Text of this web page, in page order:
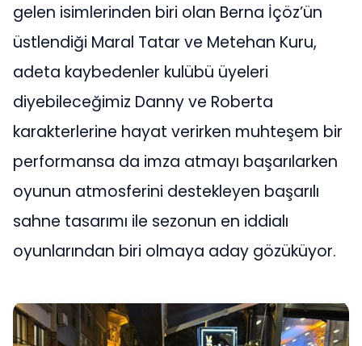
gelen isimlerinden biri olan Berna İçöz’ün
üstlendiği Maral Tatar ve Metehan Kuru,
adeta kaybedenler kulübü üyeleri
diyebileceğimiz Danny ve Roberta
karakterlerine hayat verirken muhteşem bir
performansa da imza atmayı başarılarken
oyunun atmosferini destekleyen başarılı
sahne tasarımı ile sezonun en iddialı
oyunlarından biri olmaya aday gözüküyor.